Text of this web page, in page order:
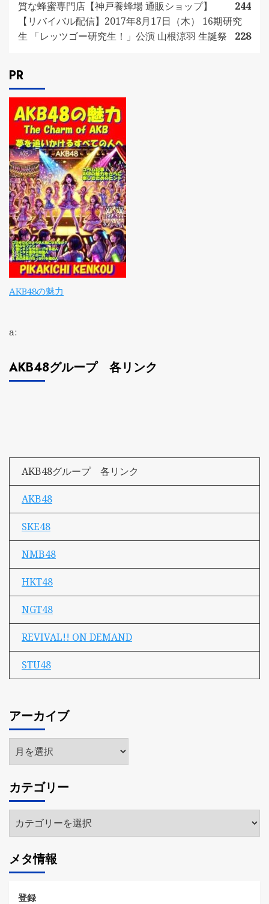
質な蜂蜜専門店【神戸養蜂場 通販ショップ】
244
【リバイバル配信】2017年8月17日（木） 16期研究
生 「レッツゴー研究生！」公演 山根涼羽 生誕祭
228
PR
AKB48の魅力
a:
AKB48グループ 各リンク
AKB48グループ 各リンク
AKB48
SKE48
NMB48
HKT48
NGT48
REVIVAL!! ON DEMAND
STU48
アーカイブ
ア
ー
イ
ブ
カテゴリー
テ
リ
ー
メタ情報
登録